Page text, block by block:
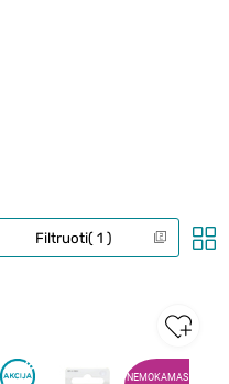
Filtruoti 1
NEMOKAMAS